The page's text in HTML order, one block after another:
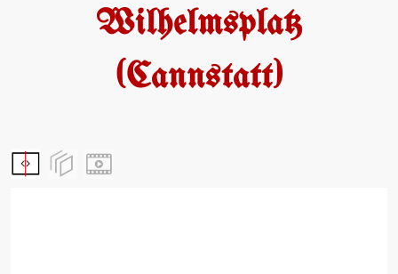
Wilhelmsplatz
(Cannstatt)